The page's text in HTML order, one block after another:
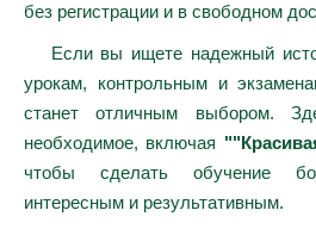
без регистрации и в свободном
Если вы ищете надежный
урокам, контрольным и
станет отличным выбором.
необходимое, включая
чтобы сделать обучение
интересным и результативным.